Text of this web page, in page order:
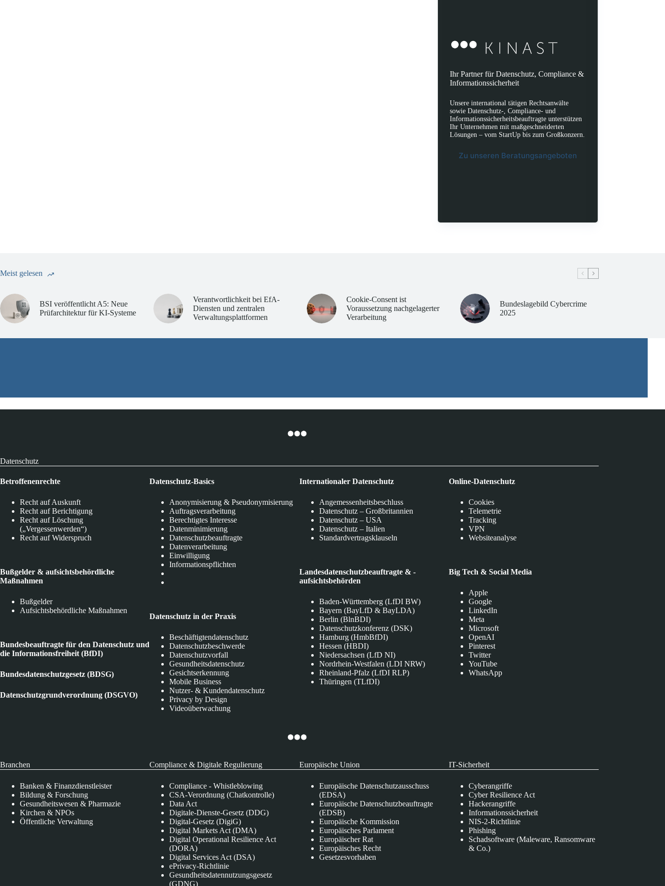
Ihr Partner für Datenschutz, Compliance &
Informationssicherheit
Unsere international tätigen Rechtsanwälte
sowie Datenschutz-, Compliance- und
Informationssicherheitsbeauftragte unterstützen
Ihr Unternehmen mit maßgeschneiderten
Lösungen – vom StartUp bis zum Großkonzern.
Zu unseren Beratungsangeboten
Meist gelesen
BSI veröffentlicht A5: Neue
Prüfarchitektur für KI-Systeme
Verantwortlichkeit bei EfA-
Diensten und zentralen
Verwaltungsplattformen
Cookie-Consent ist
Voraussetzung nachgelagerter
Verarbeitung
Bundeslagebild Cybercrime
2025
Datenschutz
Betroffenenrechte
Recht auf Auskunft
Recht auf Berichtigung
Recht auf Löschung
(„Vergessenwerden“)
Recht auf Widerspruch
Bußgelder & aufsichtsbehördliche
Maßnahmen
Bußgelder
Aufsichtsbehördliche Maßnahmen
Bundesbeauftragte für den Datenschutz und
die Informationsfreiheit (BfDI)
Bundesdatenschutzgesetz (BDSG)
Datenschutzgrundverordnung (DSGVO)
Datenschutz-Basics
Anonymisierung & Pseudonymisierung
Auftragsverarbeitung
Berechtigtes Interesse
Datenminimierung
Datenschutzbeauftragte
Datenverarbeitung
Einwilligung
Informationspflichten
Datenschutz in der Praxis
Beschäftigtendatenschutz
Datenschutzbeschwerde
Datenschutzvorfall
Gesundheitsdatenschutz
Gesichtserkennung
Mobile Business
Nutzer- & Kundendatenschutz
Privacy by Design
Videoüberwachung
Internationaler Datenschutz
Angemessenheitsbeschluss
Datenschutz – Großbritannien
Datenschutz – USA
Datenschutz – Italien
Standardvertragsklauseln
Landesdatenschutzbeauftragte & -
aufsichtsbehörden
Baden-Württemberg (LfDI BW)
Bayern (BayLfD & BayLDA)
Berlin (BlnBDI)
Datenschutzkonferenz (DSK)
Hamburg (HmbBfDI)
Hessen (HBDI)
Niedersachsen (LfD NI)
Nordrhein-Westfalen (LDI NRW)
Rheinland-Pfalz (LfDI RLP)
Thüringen (TLfDI)
Online-Datenschutz
Cookies
Telemetrie
Tracking
VPN
Websiteanalyse
Big Tech & Social Media
Apple
Google
LinkedIn
Meta
Microsoft
OpenAI
Pinterest
Twitter
YouTube
WhatsApp
Branchen
Banken & Finanzdienstleister
Bildung & Forschung
Gesundheitswesen & Pharmazie
Kirchen & NPOs
Öffentliche Verwaltung
Compliance & Digitale Regulierung
Compliance - Whistleblowing
CSA-Verordnung (Chatkontrolle)
Data Act
Digitale-Dienste-Gesetz (DDG)
Digital-Gesetz (DigiG)
Digital Markets Act (DMA)
Digital Operational Resilience Act
(DORA)
Digital Services Act (DSA)
ePrivacy-Richtlinie
Gesundheitsdatennutzungsgesetz
(GDNG)
Europäische Union
Europäische Datenschutzausschuss
(EDSA)
Europäische Datenschutzbeauftragte
(EDSB)
Europäische Kommission
Europäisches Parlament
Europäischer Rat
Europäisches Recht
Gesetzesvorhaben
IT-Sicherheit
Cyberangriffe
Cyber Resilience Act
Hackerangriffe
Informationssicherheit
NIS-2-Richtlinie
Phishing
Schadsoftware (Maleware, Ransomware
& Co.)